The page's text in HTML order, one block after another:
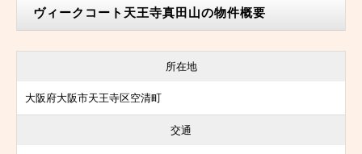
ヴィークコート天王寺真田山の物件概要
所在地
大阪府大阪市天王寺区空清町
交通